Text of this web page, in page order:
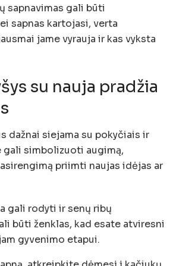
sapnavimas gali būti
sapnas kartojasi, verta
jame vyrauja ir kas vyksta
su nauja pradžia
dažnai siejama su pokyčiais ir
gali simbolizuoti augimą,
priimti naujas idėjas ar
gali rodyti ir senų ribų
būti ženklas, kad esate atviresni
gyvenimo etapui.